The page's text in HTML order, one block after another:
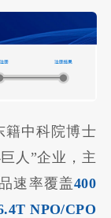
籍中科院博士
人”企业，主
速率覆盖400
NPO/CPO